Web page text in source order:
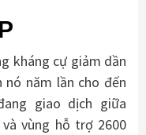
kháng cự giảm dần
nó năm lần cho đến
giao dịch giữa
vùng hỗ trợ 2600